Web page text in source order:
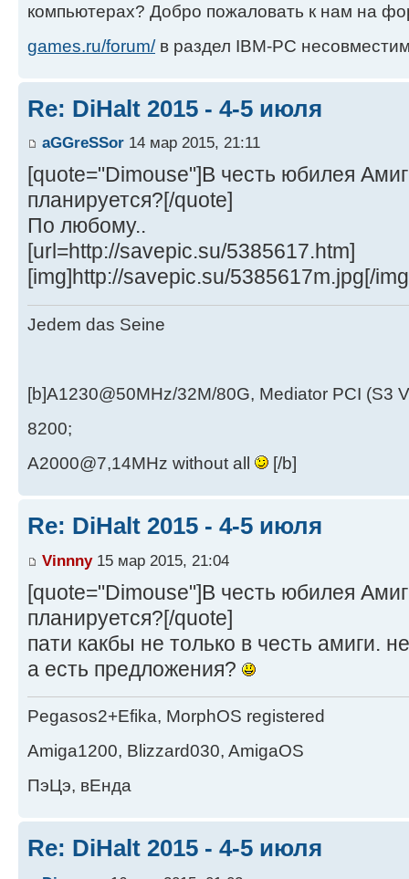
компьютерах? Добро пожаловать к нам на
games.ru/forum/в раздел IBM-PC
Re: DiHalt 2015 - 4-5 июля
aGGreSSor 14 мар 2015, 21:11
[quote="Dimouse"]В честь юбилея
планируется?[/quote]
По любому..
[url=http://savepic.su/5385617.htm]
[img]http://savepic.su/5385617m.jpg[/
Jedem das Seine
[b]A1230@50MHz/32M/80G, Mediator PCI (S3
8200;
A2000@7,14MHz without all
[/b]
Re: DiHalt 2015 - 4-5 июля
Vinnny15 мар 2015, 21:04
[quote="Dimouse"]В честь юбилея
планируется?[/quote]
пати какбы не только в честь амиги.
а есть предложения?
Pegasos2+Efika, MorphOS registered
Amiga1200, Blizzard030, AmigaOS
ПэЦэ, вЕнда
Re: DiHalt 2015 - 4-5 июля